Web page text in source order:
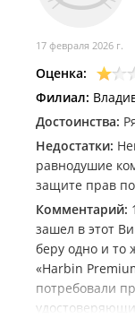
17 февраля 2026 г.
Оценка:
Филиал:
Достоинства:
Недостатки:
равнодушие
защите прав
Комментарий:
зашел в этот
беру одно и то
«Harbin
потребовали